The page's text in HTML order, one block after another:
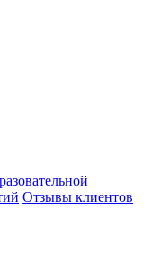
Отзывы клиентов